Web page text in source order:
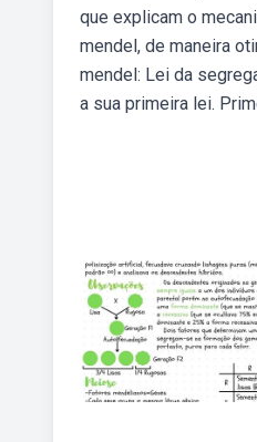
que explicam o
mendel, de maneira
mendel: Lei da
a sua primeira lei.